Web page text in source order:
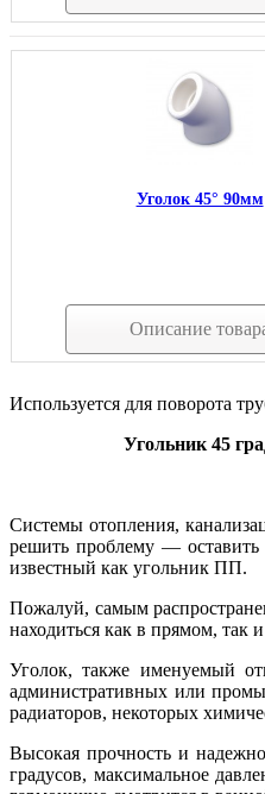
Уголок 45° 90мм
Описание
Используется для поворота
Угольник 45
Системы отопления,
решить проблему — оставить
известный как угольник ПП.
Пожалуй, самым
находиться как в прямом, так
Уголок, также именуемый
административных или
радиаторов, некоторых
Высокая прочность и
градусов, максимальное